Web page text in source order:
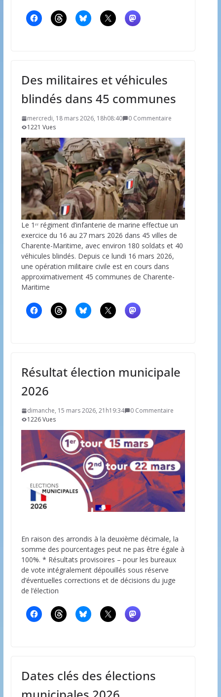
Des militaires et véhicules
blindés dans 45 communes
mercredi, 18 mars 2026, 18h08:40
0 Commentaire
1221 Vues
Le 1ᵉʳ régiment d’infanterie de marine effectue un
exercice du 16 au 27 mars 2026 dans 45 villes de
Charente-Maritime, avec environ 180 soldats et 40
véhicules blindés. Depuis ce lundi 16 mars 2026,
une opération militaire civile est en cours dans
approximativement 45 communes de Charente-
Maritime
Résultat élection municipale
2026
dimanche, 15 mars 2026, 21h19:34
0 Commentaire
1226 Vues
En raison des arrondis à la deuxième décimale, la
somme des pourcentages peut ne pas être égale à
100%. * Résultats provisoires – pour les bureaux
de vote intégralement dépouillés sous réserve
d’éventuelles corrections et de décisions du juge
de l’élection
Dates clés des élections